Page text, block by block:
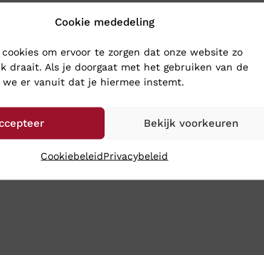
Cookie mededeling
om ervoor te zorgen dat onze website zo
draait. Als je doorgaat met het gebruiken van de
we er vanuit dat je hiermee instemt.
Bekijk voorkeuren
CookiebeleidPrivacybeleid
Schoenen in Geldrop. Dan weet je
naar je op: bestel ze online in onze